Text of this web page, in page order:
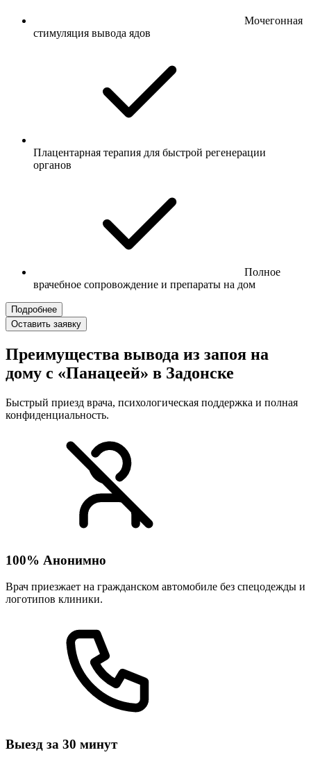
Мочегонная
стимуляция вывода ядов
Плацентарная терапия для быстрой регенерации
органов
Полное
врачебное сопровождение и препараты на дом
Подробнее
Оставить заявку
Преимущества вывода из запоя на
дому с «Панацеей» в Задонске
Быстрый приезд врача, психологическая поддержка и полная
конфиденциальность.
100% Анонимно
Врач приезжает на гражданском автомобиле без спецодежды и
логотипов клиники.
Выезд за 30 минут